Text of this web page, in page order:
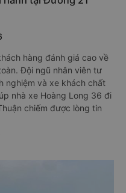
hàng đánh giá cao về
Đội ngũ nhân viên tư
nghiệm và xe khách chất
nhà xe Hoàng Long 36 đi
chiếm được lòng tin